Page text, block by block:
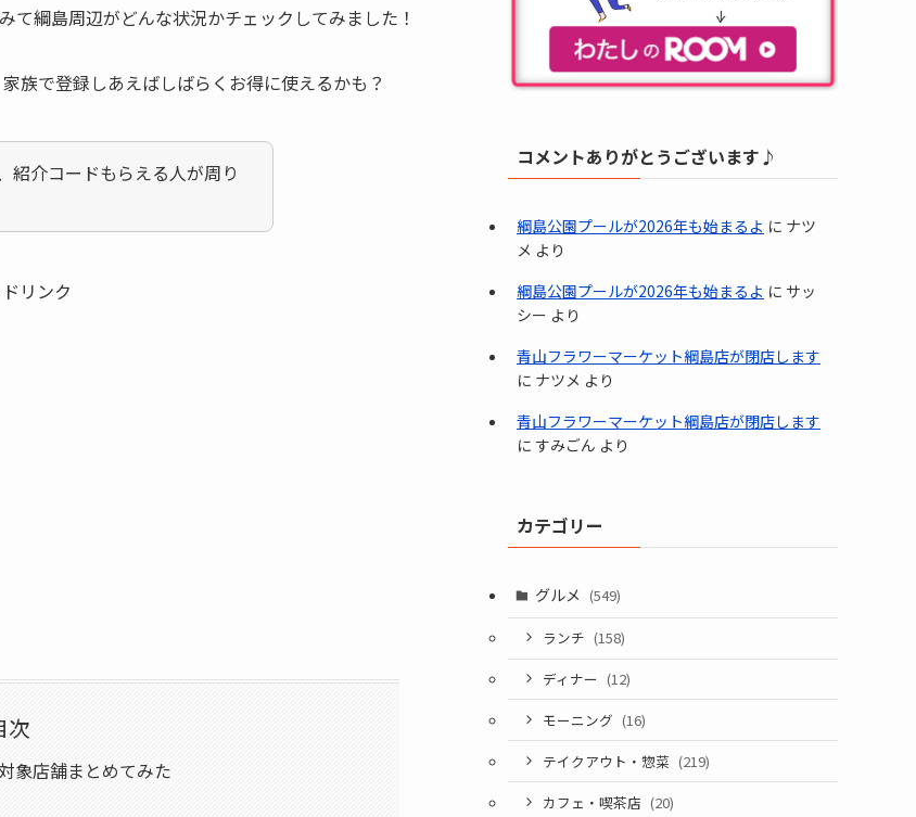
綱島周辺がどんな状況かチェックしてみました！
族で登録しあえばしばらくお得に使えるかも？
紹介コードもらえる人が周り
リンク
次
象店舗まとめてみた
コメントありがとうございます♪
綱島公園プールが2026年も始まるよ に ナツ
メ より
綱島公園プールが2026年も始まるよ に サッ
シー より
青山フラワーマーケット綱島店が閉店します
に ナツメ より
青山フラワーマーケット綱島店が閉店します
に すみごん より
カテゴリー
グルメ (549)
ランチ (158)
ディナー (12)
モーニング (16)
テイクアウト・惣菜 (219)
カフェ・喫茶店 (20)